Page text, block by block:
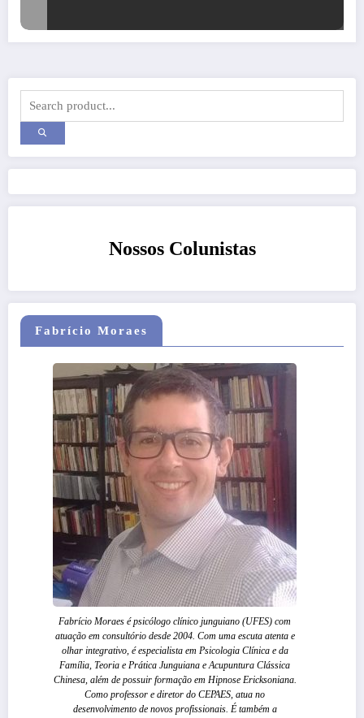
Nossos Colunistas
Fabrício Moraes
Fabrício Moraes é psicólogo clínico junguiano (UFES) com
atuação em consultório desde 2004. Com uma escuta atenta e
olhar integrativo, é especialista em Psicologia Clínica e da
Família, Teoria e Prática Junguiana e Acupuntura Clássica
Chinesa, além de possuir formação em Hipnose Ericksoniana.
Como professor e diretor do CEPAES, atua no
desenvolvimento de novos profissionais. É também a